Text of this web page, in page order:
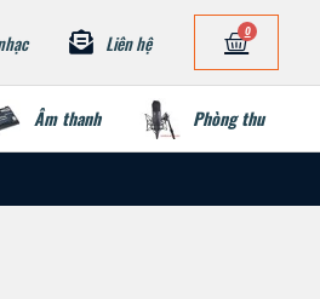
Liên hệ 0
Âm thanh Phòng thu